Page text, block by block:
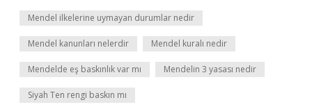
Mendel ilkelerine uymayan durumlar nedir
Mendel kanunları nelerdir Mendel kuralı nedir
Mendelde eş baskınlık var mı Mendelin 3 yasası nedir
Siyah Ten rengi baskın mı